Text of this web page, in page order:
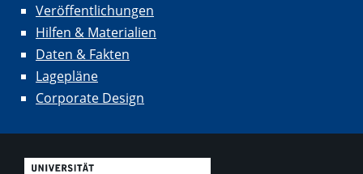
Veröffentlichungen
Hilfen & Materialien
Daten & Fakten
Lagepläne
Corporate Design